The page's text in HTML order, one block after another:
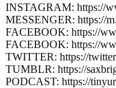
INSTAGRAM: https://
MESSENGER: https://
FACEBOOK: https://
FACEBOOK: https://
TWITTER: https://
TUMBLR: https://
PODCAST: https://